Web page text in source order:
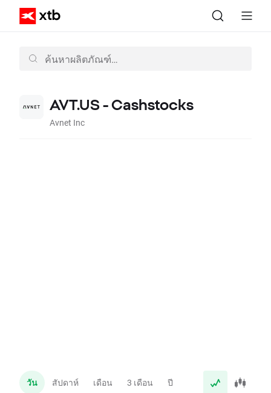
AVT.US - Cashstocks
Avnet Inc
วัน สัปดาห์ เดือน 3 เดือน ปี